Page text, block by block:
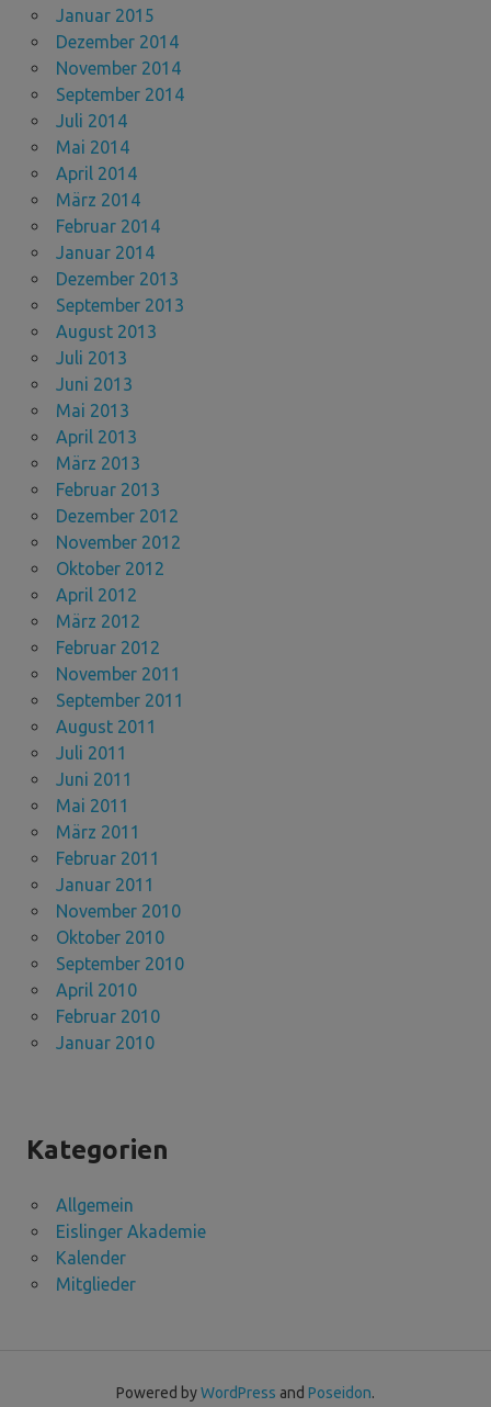
Januar 2015
Dezember 2014
November 2014
September 2014
Juli 2014
Mai 2014
April 2014
März 2014
Februar 2014
Januar 2014
Dezember 2013
September 2013
August 2013
Juli 2013
Juni 2013
Mai 2013
April 2013
März 2013
Februar 2013
Dezember 2012
November 2012
Oktober 2012
April 2012
März 2012
Februar 2012
November 2011
September 2011
August 2011
Juli 2011
Juni 2011
Mai 2011
März 2011
Februar 2011
Januar 2011
November 2010
Oktober 2010
September 2010
April 2010
Februar 2010
Januar 2010
Kategorien
Allgemein
Eislinger Akademie
Kalender
Mitglieder
Powered byWordPress and Poseidon.